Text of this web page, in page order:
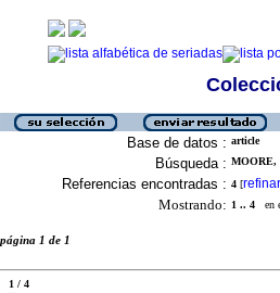
Base de datos : article
Búsqueda : MOORE,
Referencias encontradas : 4 [refinar
Mostrando: 1 .. 4 en
página 1 de 1
1 / 4